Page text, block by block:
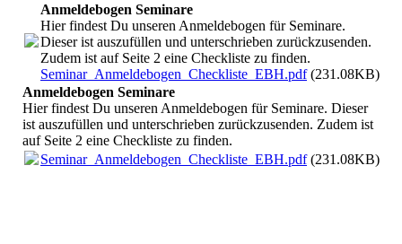
Anmeldebogen Seminare
Hier findest Du unseren Anmeldebogen für Seminare.
Dieser ist auszufüllen und unterschrieben zurückzusenden.
Zudem ist auf Seite 2 eine Checkliste zu finden.
Seminar_Anmeldebogen_Checkliste_EBH.pdf(231.08KB)
Anmeldebogen Seminare
Hier findest Du unseren Anmeldebogen für Seminare. Dieser
ist auszufüllen und unterschrieben zurückzusenden. Zudem ist
auf Seite 2 eine Checkliste zu finden.
Seminar_Anmeldebogen_Checkliste_EBH.pdf(231.08KB)